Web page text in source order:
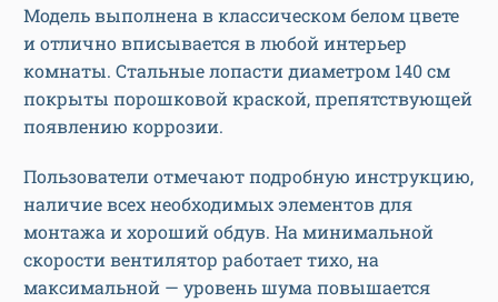
Модель выполнена в классическом белом цвете
и отлично вписывается в любой интерьер
комнаты. Стальные лопасти диаметром 140 см
покрыты порошковой краской, препятствующей
появлению коррозии.
Пользователи отмечают подробную инструкцию,
наличие всех необходимых элементов для
монтажа и хороший обдув. На минимальной
скорости вентилятор работает тихо, на
максимальной — уровень шума повышается